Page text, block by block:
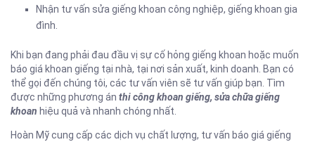
Nhận tư vấn sửa giếng khoan công nghiệp, giếng khoan gia
đình.
Khi bạn đang phải đau đầu vị sự cố hỏng giếng khoan hoặc muốn
báo giá khoan giếng tại nhà, tại nơi sản xuất, kinh doanh. Bạn có
thể gọi đến chúng tôi, các tư vấn viên sẽ tư vấn giúp bạn. Tìm
được những phương án thi công khoan giếng, sửa chữa giếng
khoan hiệu quả và nhanh chóng nhất.
Hoàn Mỹ cung cấp các dịch vụ chất lượng, tư vấn báo giá giếng